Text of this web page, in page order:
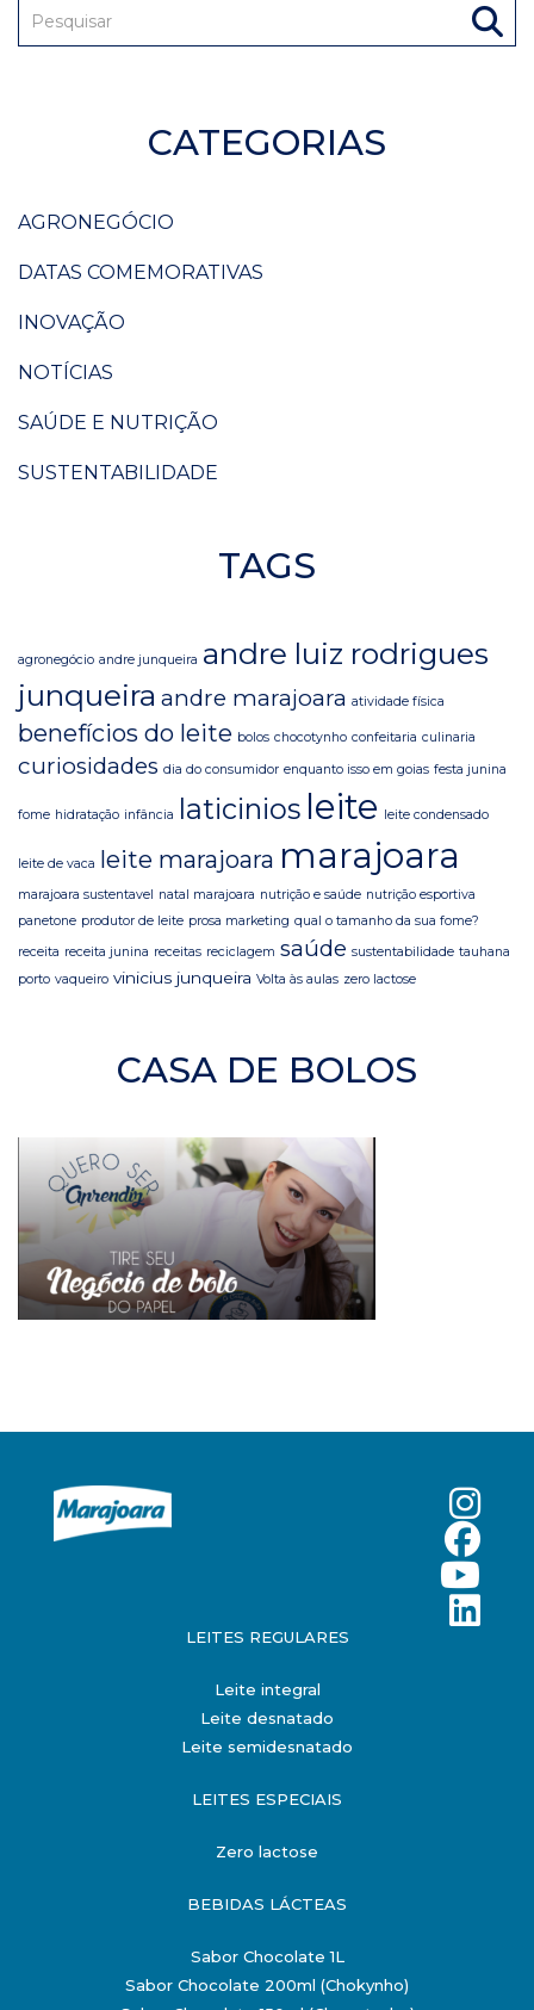
CATEGORIAS
AGRONEGÓCIO
DATAS COMEMORATIVAS
INOVAÇÃO
NOTÍCIAS
SAÚDE E NUTRIÇÃO
SUSTENTABILIDADE
TAGS
agronegócio andre junqueira andre luiz rodrigues
junqueira andre marajoara atividade física
benefícios do leite bolos chocotynho confeitaria culinaria
curiosidades dia do consumidor enquanto isso em goias festa junina
fome hidratação infância laticinios leite leite condensado
leite de vaca leite marajoara marajoara
marajoara sustentavel natal marajoara nutrição e saúde nutrição esportiva
panetone produtor de leite prosa marketing qual o tamanho da sua fome?
receita receita junina receitas reciclagem saúde sustentabilidade tauhana
porto vaqueiro vinicius junqueira Volta às aulas zero lactose
CASA DE BOLOS
LEITES REGULARES
Leite integral
Leite desnatado
Leite semidesnatado
LEITES ESPECIAIS
Zero lactose
BEBIDAS LÁCTEAS
Sabor Chocolate 1L
Sabor Chocolate 200ml (Chokynho)